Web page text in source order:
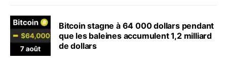
Bitcoin stagne à 64 000 dollars pendant
que les baleines accumulent 1,2 milliard
de dollars